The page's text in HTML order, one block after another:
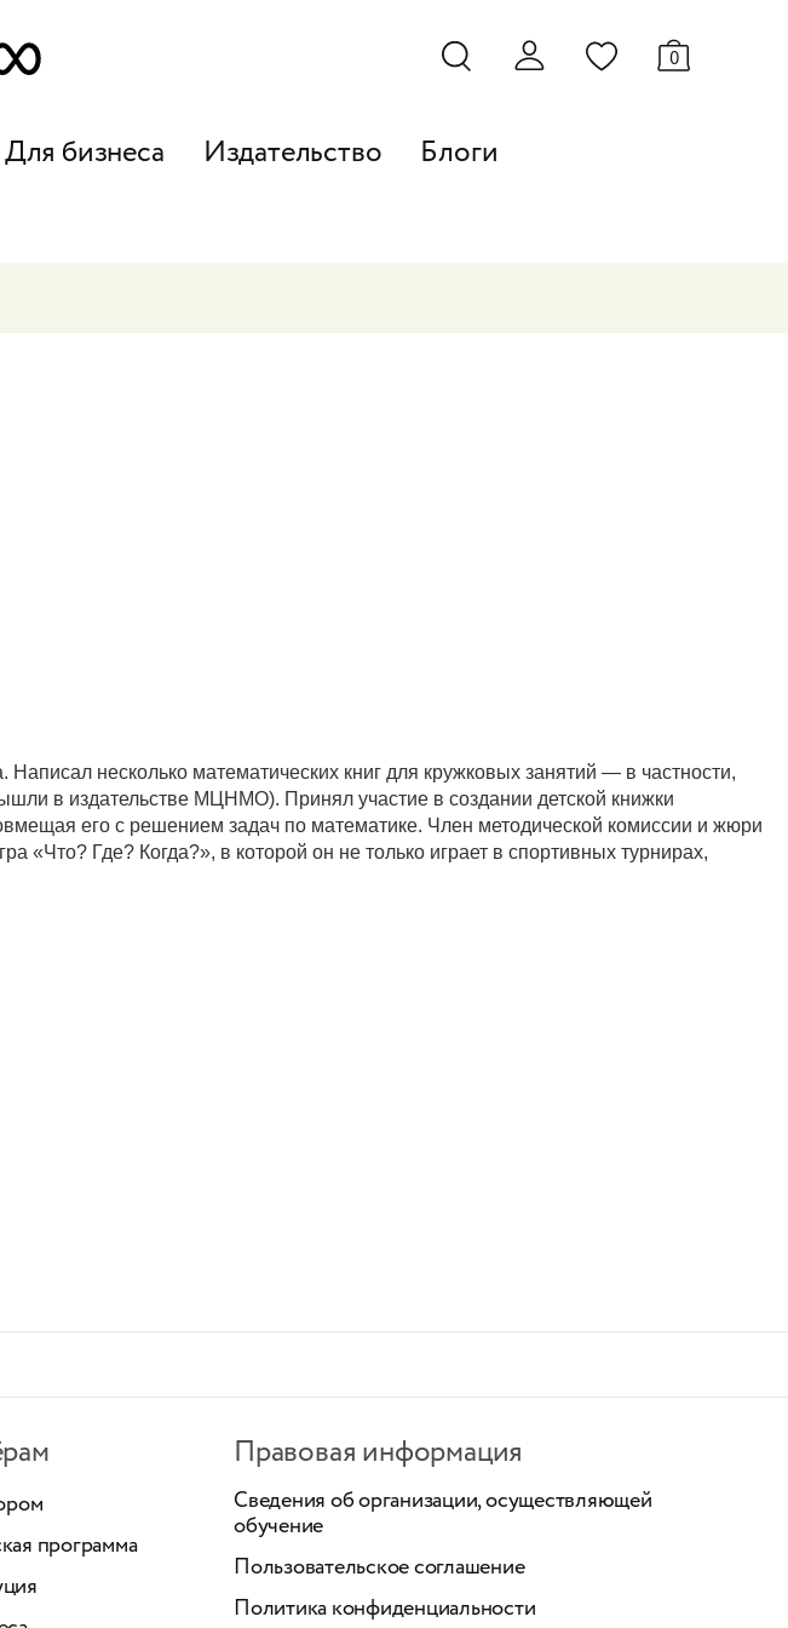
0
Для бизнеса Издательство Блоги
несколько математических книг для кружковых занятий — в частности,
в издательстве МЦНМО). Принял участие в создании детской книжки
его с решением задач по математике. Член методической комиссии и жюри
Где? Когда?», в которой он не только играет в спортивных турнирах,
программа
Правовая информация
Сведения об организации, осуществляющей
обучение
Пользовательское соглашение
Политика конфиденциальности